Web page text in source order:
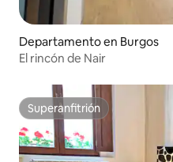
Departamento en Burgos
El rincón de Nair
Superanfitrión
Superanfitrión